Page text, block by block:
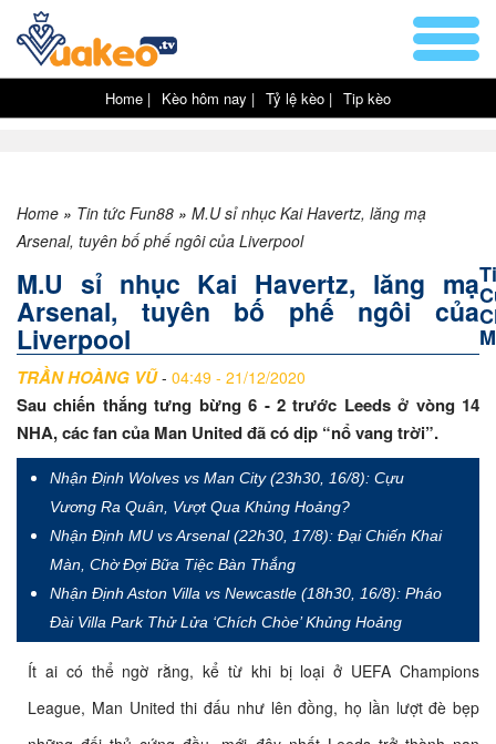
Home | Kèo hôm nay | Tỷ lệ kèo | Tip kèo
Home » Tin tức Fun88 » M.U sỉ nhục Kai Havertz, lăng mạ
Arsenal, tuyên bố phế ngôi của Liverpool
M.U sỉ nhục Kai Havertz, lăng mạ
Arsenal, tuyên bố phế ngôi của
Liverpool
TRẦN HOÀNG VŨ- 04:49 - 21/12/2020
Sau chiến thắng tưng bừng 6 - 2 trước Leeds ở vòng 14
NHA, các fan của Man United đã có dịp “nổ vang trời”.
Nhận Định Wolves vs Man City (23h30, 16/8): Cựu
Vương Ra Quân, Vượt Qua Khủng Hoảng?
Nhận Định MU vs Arsenal (22h30, 17/8): Đại Chiến Khai
Màn, Chờ Đợi Bữa Tiệc Bàn Thắng
Nhận Định Aston Villa vs Newcastle (18h30, 16/8): Pháo
Đài Villa Park Thử Lửa ‘Chích Chòe’ Khủng Hoảng
Ít ai có thể ngờ rằng, kể từ khi bị loại ở UEFA Champions
League, Man United thi đấu như lên đồng, họ lần lượt đè bẹp